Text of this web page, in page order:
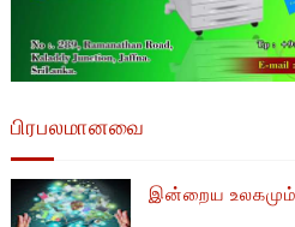
பிரபலமானவை
இன்றைய உலகமும்